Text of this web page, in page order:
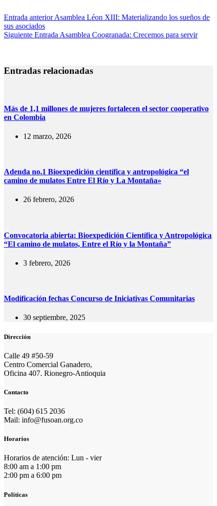
Entrada anteriorAsamblea Léon XIII: Materializando los sueños de
sus asociados
Siguiente Entrada Asamblea Coogranada: Crecemos para servir
Entradas relacionadas
Más de 1,1 millones de mujeres fortalecen el sector cooperativo
en Colombia
12 marzo, 2026
Adenda no.1 Bioexpedición científica y antropológica “el
camino de mulatos Entre El Río y La Montaña»
26 febrero, 2026
Convocatoria abierta: Bioexpedición Científica y Antropológica
“El camino de mulatos, Entre el Río y la Montaña”
3 febrero, 2026
Modificación fechas Concurso de Iniciativas Comunitarias
30 septiembre, 2025
Dirección
Calle 49 #50-59
Centro Comercial Ganadero,
Oficina 407. Rionegro-Antioquia
Contacto
Tel: (604) 615 2036
Mail: info@fusoan.org.co
Horarios
Horarios de atención: Lun - vier
8:00 am a 1:00 pm
2:00 pm a 6:00 pm
Políticas